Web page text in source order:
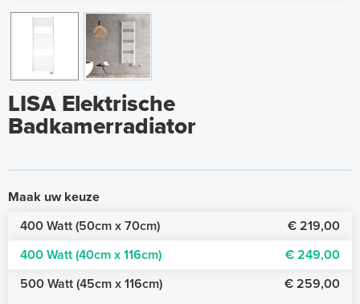
LISA Elektrische
Badkamerradiator
Maak uw keuze
400 Watt (50cm x 70cm)
€ 219,00
400 Watt (40cm x 116cm)
€ 249,00
500 Watt (45cm x 116cm)
€ 259,00